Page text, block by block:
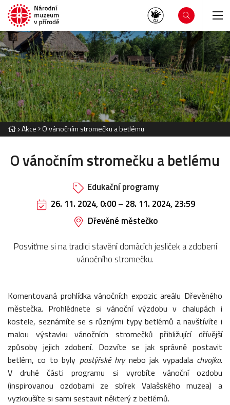
Akce O vánočním stromečku a betlému
O vánočním stromečku a betlému
Edukační programy
26. 11. 2024, 0:00– 28. 11. 2024, 23:59
Dřevěné městečko
Posviťme si na tradici stavění domácích jesliček a zdobení
vánočního stromečku.
Komentovaná prohlídka vánočních expozic areálu Dřevěného
městečka. Prohlédnete si vánoční výzdobu v chalupách i
kostele, seznámíte se s různými typy betlémů a navštívíte i
malou výstavku vánočních stromečků přibližující dřívější
způsoby jejich zdobení. Dozvíte se jak správně postavit
betlém, co to byly pastýřské hrynebo jak vypadala chvojka.
V druhé části programu si vyrobíte vánoční ozdobu
(inspirovanou ozdobami ze sbírek Valašského muzea) a
vyzkoušíte si sami sestavit některý z betlémů.